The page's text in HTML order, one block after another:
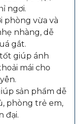
ngơi.
phòng vừa và
nhàng, dễ
gắt.
giúp ánh
mái cho
sản phẩm dễ
phòng trẻ em,
đại.